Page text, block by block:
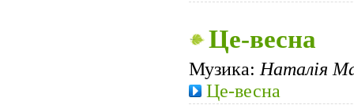
Це-весна
Музика: Наталія
Це-весна